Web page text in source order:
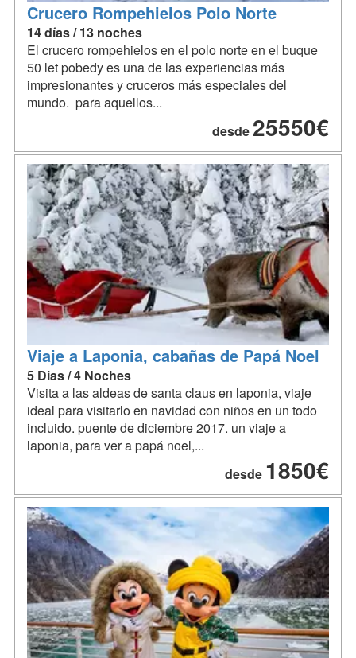
Crucero Rompehielos Polo Norte
14 días / 13 noches
El crucero rompehielos en el polo norte en el buque
50 let pobedy es una de las experiencias más
impresionantes y cruceros más especiales del
mundo. para aquellos...
desde 25550€
Viaje a Laponia, cabañas de Papá Noel
5 Dias / 4 Noches
Visita a las aldeas de santa claus en laponia, viaje
ideal para visitarlo en navidad con niños en un todo
incluido. puente de diciembre 2017. un viaje a
laponia, para ver a papá noel,...
desde 1850€